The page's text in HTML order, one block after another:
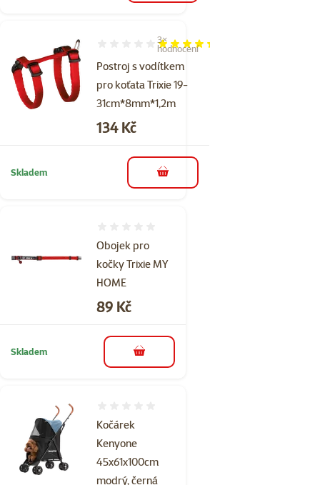
Postroj s vodítkem
pro koťata Trixie 19-
31cm*8mm*1,2m
Hodnocení 87%, počet hodnocení: 3
3×
hodnocení
Cena
134 Kč
Skladem do košíku
Obojek pro
kočky Trixie MY
HOME
Cena
89 Kč
Skladem do košíku
Kočárek
Kenyone
45x61x100cm
modrý, černá